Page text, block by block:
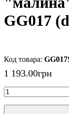
GG017
1 193.00грн